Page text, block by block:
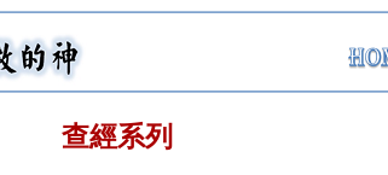
查經系列